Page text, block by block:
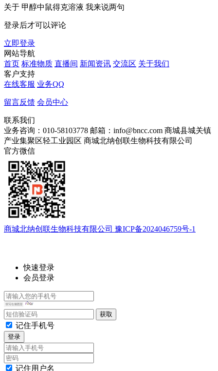
关于 甲醇中鼠得克溶液 我来说两句
登录后才可以评论
立即登录
网站导航
首页 标准物质 直播间 新闻资讯 交流区 关于我们
客户支持
在线客服 业务QQ
留言反馈 会员中心
联系我们
业务咨询：010-58103778 邮箱：info@bncc.com 商城县城关镇
产业集聚区轻工业园区 商城北纳创联生物科技有限公司
官方微信
商城北纳创联生物科技有限公司 豫ICP备2024046759号-1
快速登录
会员登录
记住手机号
登录
记住用户名